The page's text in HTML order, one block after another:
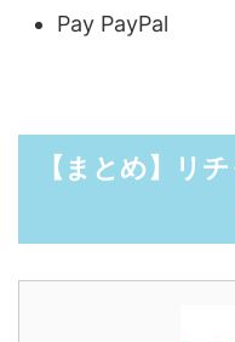
Pay PayPal
【まとめ】リ